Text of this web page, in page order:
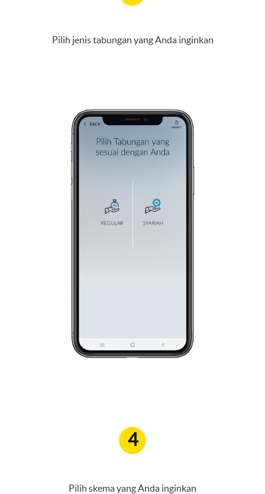
Pilih jenis tabungan yang Anda inginkan
4
Pilih skema yang Anda inginkan